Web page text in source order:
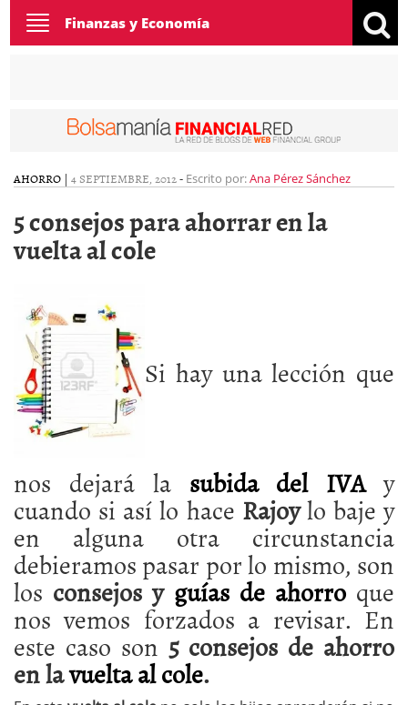
Toggle
navigation
Finanzas y Economía
AHORRO | 4 SEPTIEMBRE, 2012- Escrito por:Ana Pérez Sánchez
5 consejos para ahorrar en la
vuelta al cole
Si hay una lección que
nos dejará la subida del IVAy
cuando si así lo hace Rajoylo baje y
en alguna otra circunstancia
debieramos pasar por lo mismo, son
los consejos y guías de ahorroque
nos vemos forzados a revisar. En
este caso son 5 consejos de ahorro
en lavuelta al cole.